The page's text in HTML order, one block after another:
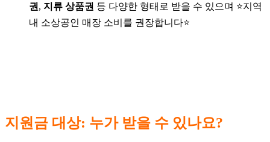
권 , 지류 상품권 등 다양한 형태로 받을 수 있으며 ⭐지역
내 소상공인 매장 소비를 권장합니다⭐
지원금 대상: 누가 받을 수 있나요?